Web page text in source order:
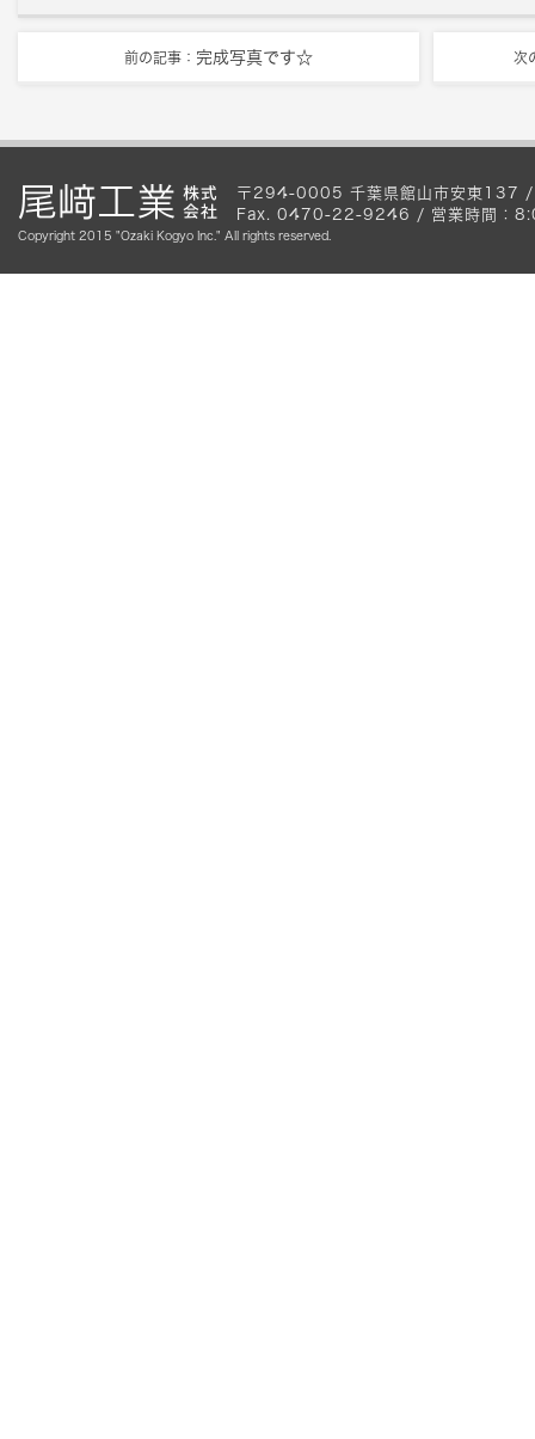
前の記事： 完成写真です☆ 次
〒294-0005 千葉県館山市安東
Fax. 0470-22-9246 / 営業時間：
Copyright 2015 "Ozaki Kogyo Inc." All rights reserved.